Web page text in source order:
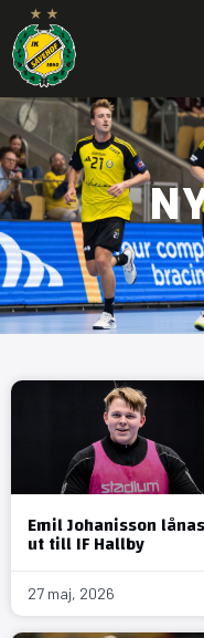
Emil Johanisson lånas
ut till IF Hallby
27 maj, 2026